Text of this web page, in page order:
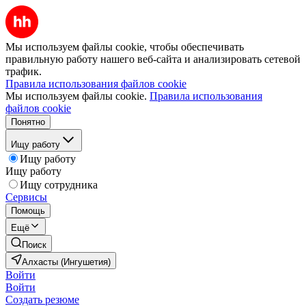
Мы используем файлы cookie, чтобы обеспечивать
правильную работу нашего веб-сайта и анализировать сетевой
трафик.
Правила использования файлов cookie
Мы используем файлы cookie. Правила использования
файлов cookie
Понятно
Ищу работу
Ищу работу
Ищу работу
Ищу сотрудника
Сервисы
Помощь
Ещё
Поиск
Алхасты (Ингушетия)
Войти
Войти
Создать резюме